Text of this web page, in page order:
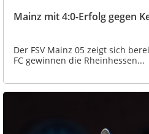
Mainz mit 4:0-Erfolg gegen
Der FSV Mainz 05 zeigt sich
FC gewinnen die Rheinhessen...